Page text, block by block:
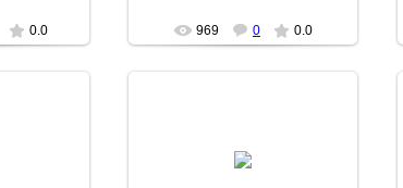
0.0 969 0 0.0